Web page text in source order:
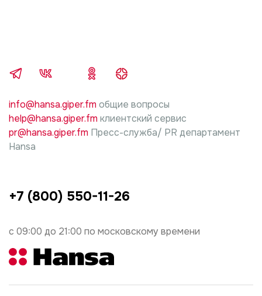
с 09:00 до 21:00 по московскому времени
+7 (800) 550-11-26
info@hansa.giper.fm общие вопросы
help@hansa.giper.fm клиентский сервис
pr@hansa.giper.fm Пресс-служба/ PR департамент
Hansa